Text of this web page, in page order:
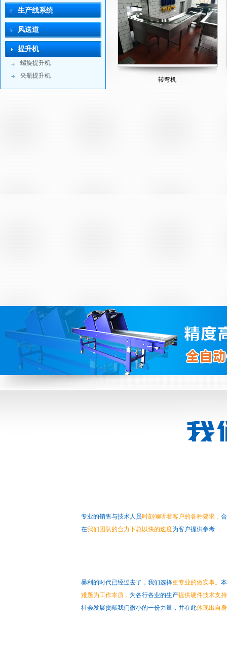
生产线系统
风送道
提升机
螺旋提升机
夹瓶提升机
转弯机
专业的销售与技术人员时刻倾听着客户的各种要求，
在我们团队的合力下总以快的速度为客户提供参考
暴利的时代已经过去了，我们选择更专业的做实事。
难题为工作本质， 为各行各业的生产提供硬件技术支
社会发展贡献我们微小的一份力量，并在此体现出自